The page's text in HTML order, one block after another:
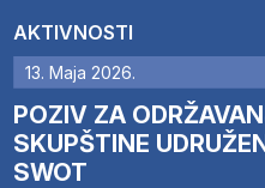
AKTIVNOSTI
13. Maja 2026.
POZIV ZA
SKUPŠTINE
SWOT